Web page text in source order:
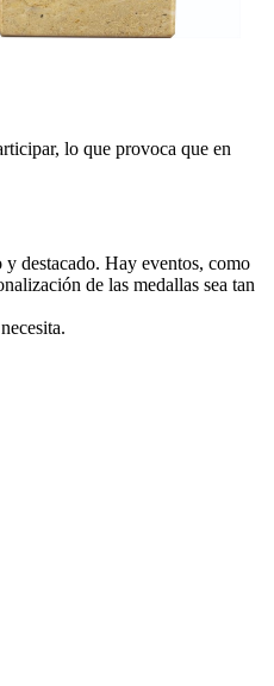
lo que provoca que en
destacado. Hay eventos, como
de las medallas sea tan